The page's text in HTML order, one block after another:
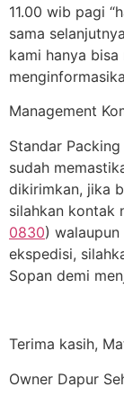
11.00 wib pagi
sama
kami hanya
Management
Standar
sudah
dikirimkan, jika
silahkan kontak
0830)
ekspedisi,
Sopan demi
Terima kasih,
Owner Dapur